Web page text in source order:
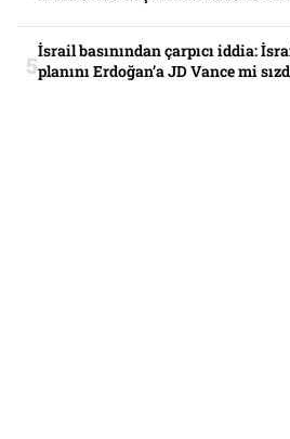
İsrail basınından çarpıcı iddia:
planını Erdoğan’a JD Vance mi